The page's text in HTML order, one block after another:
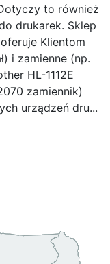
to również
drukarek. Sklep
Klientom
i zamienne (np.
HL-1112E
zamiennik)
urządzeń dru...